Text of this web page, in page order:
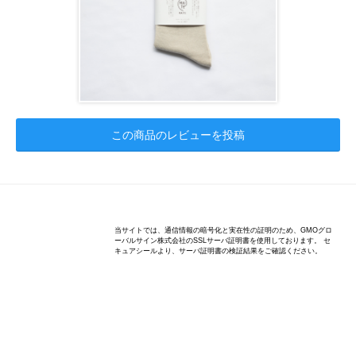
この商品のレビューを投稿
当サイトでは、通信情報の暗号化と実在性の証明のため、GMOグロ
ーバルサイン株式会社のSSLサーバ証明書を使用しております。 セ
キュアシールより、サーバ証明書の検証結果をご確認ください。